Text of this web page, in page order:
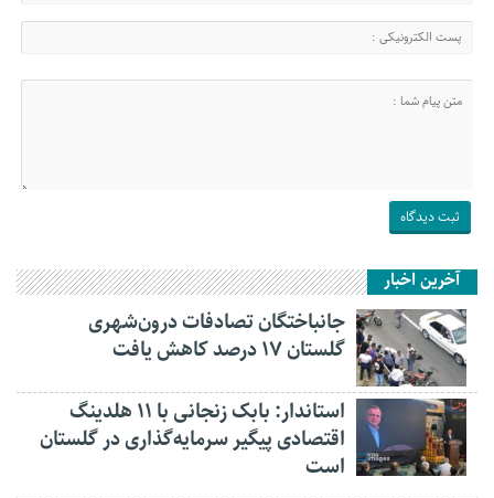
آخرین اخبار
جانباختگان تصادفات درون‌شهری
گلستان ۱۷ درصد کاهش یافت
استاندار: بابک زنجانی با ۱۱ هلدینگ
اقتصادی پیگیر سرمایه‌گذاری در گلستان
است